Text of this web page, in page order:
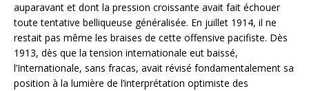
auparavant et dont la pression croissante avait fait échouer
toute tentative belliqueuse généralisée. En juillet 1914, il ne
restait pas même les braises de cette offensive pacifiste. Dès
1913, dès que la tension internationale eut baissé,
l’Internationale, sans fracas, avait révisé fondamentalement sa
position à la lumière de l’interprétation optimiste des